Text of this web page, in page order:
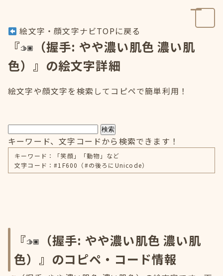
絵文字・顔文字ナビTOPに戻る
『
（握手: やや濃い肌色 濃い肌
色）』の絵文字詳細
絵文字や顔文字を検索してコピペで簡単利用！
検索
キーワード、文字コードから検索できます！
キーワード：「笑顔」「動物」など
文字コード：#1F600（#の後ろにUnicode）
『
（握手: やや濃い肌色 濃い肌
色）』のコピペ・コード情報